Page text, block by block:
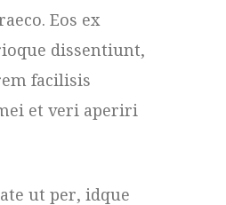
Eos ex
dissentiunt,
facilisis
et veri aperiri
ut per, idque